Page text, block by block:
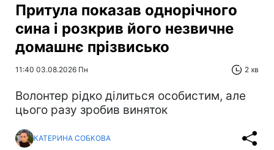
Притула показав однорічного
сина і розкрив його незвичне
домашнє прізвисько
11:40 03.08.2026 Пн 2 хв
Волонтер рідко ділиться особистим, але
цього разу зробив виняток
КАТЕРИНА СОБКОВА